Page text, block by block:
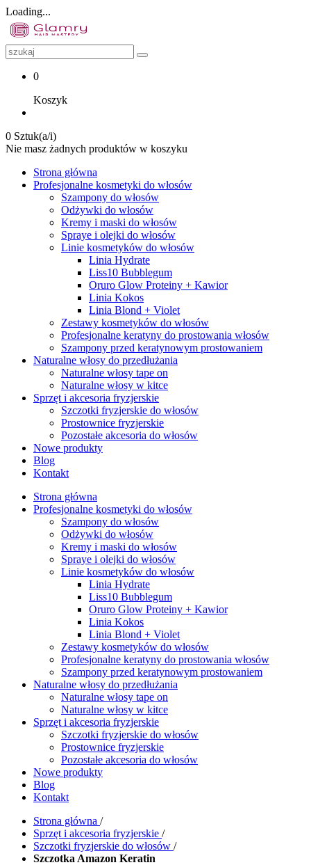
Loading...
0
Koszyk
0 Sztuk(a/i)
Nie masz żadnych produktów w koszyku
Strona główna
Profesjonalne kosmetyki do włosów
Szampony do włosów
Odżywki do włosów
Kremy i maski do włosów
Spraye i olejki do włosów
Linie kosmetyków do włosów
Linia Hydrate
Liss10 Bubblegum
Oruro Glow Proteiny + Kawior
Linia Kokos
Linia Blond + Violet
Zestawy kosmetyków do włosów
Profesjonalne keratyny do prostowania włosów
Szampony przed keratynowym prostowaniem
Naturalne włosy do przedłużania
Naturalne włosy tape on
Naturalne włosy w kitce
Sprzęt i akcesoria fryzjerskie
Szczotki fryzjerskie do włosów
Prostownice fryzjerskie
Pozostałe akcesoria do włosów
Nowe produkty
Blog
Kontakt
Strona główna
Profesjonalne kosmetyki do włosów
Szampony do włosów
Odżywki do włosów
Kremy i maski do włosów
Spraye i olejki do włosów
Linie kosmetyków do włosów
Linia Hydrate
Liss10 Bubblegum
Oruro Glow Proteiny + Kawior
Linia Kokos
Linia Blond + Violet
Zestawy kosmetyków do włosów
Profesjonalne keratyny do prostowania włosów
Szampony przed keratynowym prostowaniem
Naturalne włosy do przedłużania
Naturalne włosy tape on
Naturalne włosy w kitce
Sprzęt i akcesoria fryzjerskie
Szczotki fryzjerskie do włosów
Prostownice fryzjerskie
Pozostałe akcesoria do włosów
Nowe produkty
Blog
Kontakt
Strona główna /
Sprzęt i akcesoria fryzjerskie /
Szczotki fryzjerskie do włosów /
Szczotka Amazon Keratin